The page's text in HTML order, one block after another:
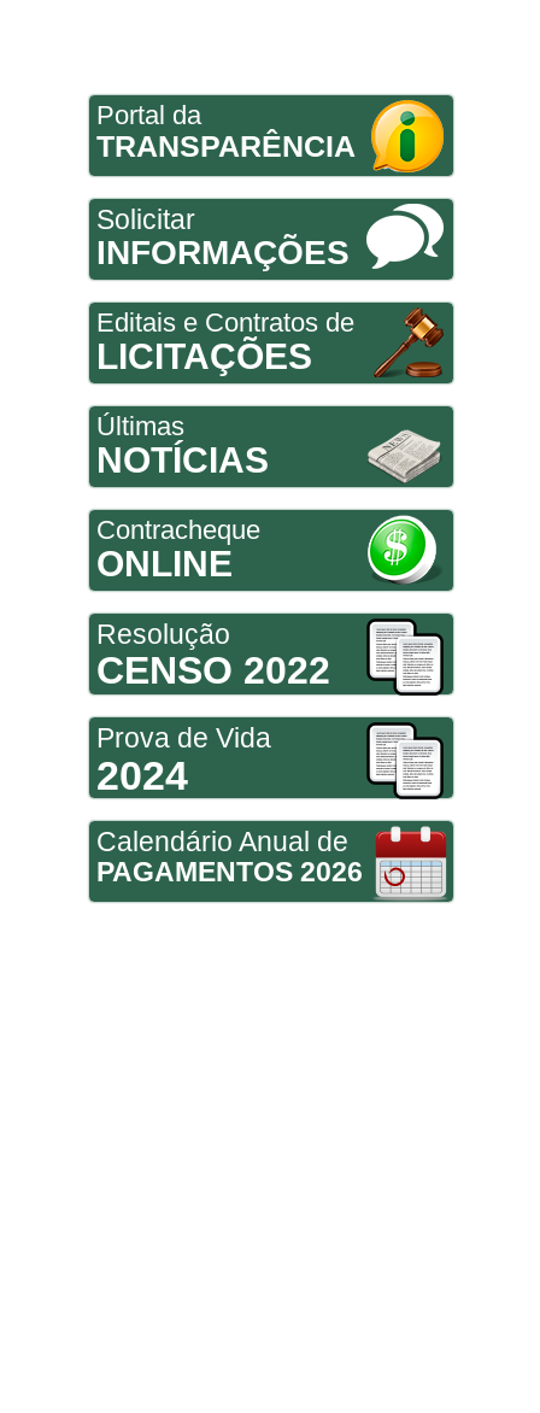
Portal da
TRANSPARÊNCIA
Solicitar
INFORMAÇÕES
Editais e Contratos de
LICITAÇÕES
Últimas
NOTÍCIAS
Contracheque
ONLINE
Resolução
CENSO 2022
Prova de Vida
2024
Calendário Anual de
PAGAMENTOS 2026